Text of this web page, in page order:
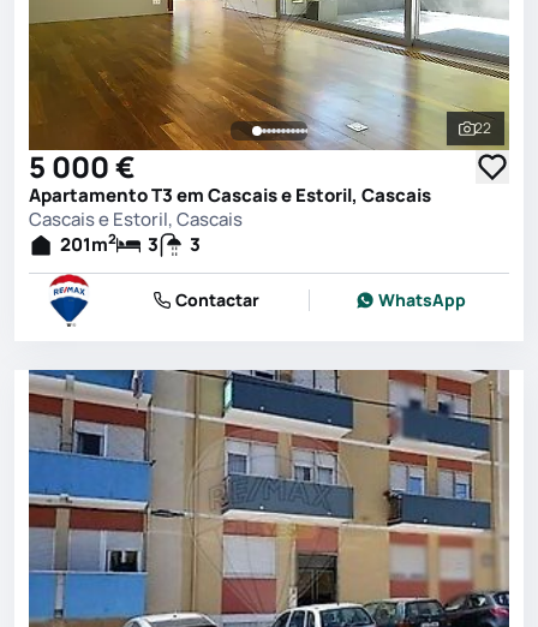
Ver
22
5 000 €
Apartamento T3 em Cascais e Estoril, Cascais
Cascais e Estoril, Cascais
201m2 3 3
Contactar WhatsApp